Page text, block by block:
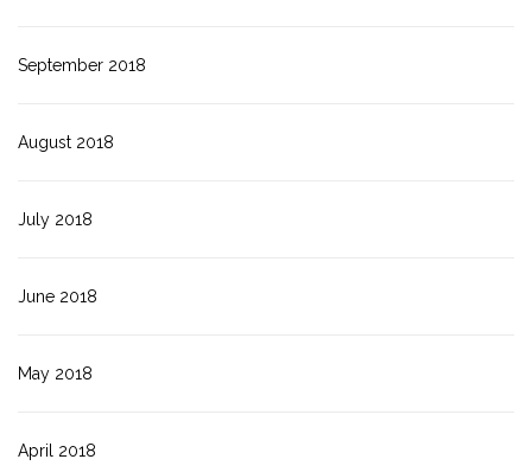
September 2018
August 2018
July 2018
June 2018
May 2018
April 2018